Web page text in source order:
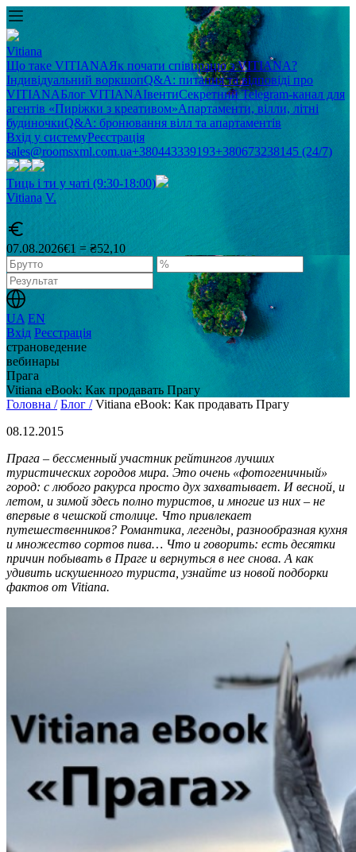
Vitiana
Що таке VITIANAЯк почати співпрацю з VITIANA?
Індивідуальний воркшопQ&A: питання та відповіді про
VITIANAБлог VITIANAІвентиСекретний Telegram-канал для
агентів «Пиріжки з креативом»Апартаменти, вілли, літні
будиночкиQ&A: бронювання вілл та апартаментів
Вхід у системуРеєстрація
sales@roomsxml.com.ua+380443339193+380673238145 (24/7)
Тиць і ти у чаті (9:30-18:00)
Vitiana V.
07.08.2026€1 = ₴52,10
UA EN
Вхід Реєстрація
cтрановедение
вебинары
Прага
Vitiana eBook: Как продавать Прагу
Головна / Блог / Vitiana eBook: Как продавать Прагу
08.12.2015
Прага – бессменный участник рейтингов лучших
туристических городов мира. Это очень «фотогеничный»
город: с любого ракурса просто дух захватывает. И весной, и
летом, и зимой здесь полно туристов, и многие из них – не
впервые в чешской столице. Что привлекает
путешественников? Романтика, легенды, разнообразная кухня
и множество сортов пива… Что и говорить: есть десятки
причин побывать в Праге и вернуться в нее снова. А как
удивить искушенного туриста, узнайте из новой подборки
фактов от Vitiana.